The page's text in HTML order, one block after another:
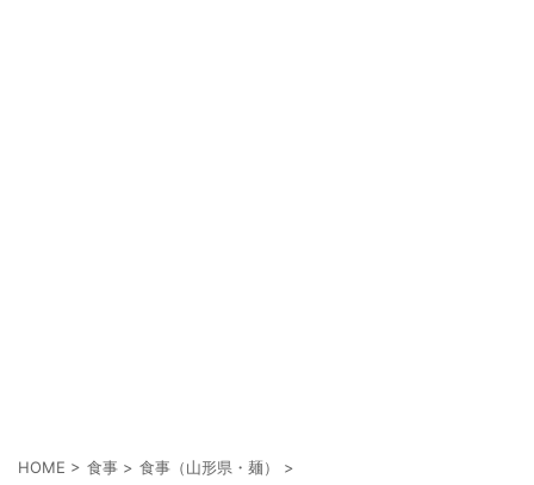
HOME > 食事 > 食事（山形県・麺） >